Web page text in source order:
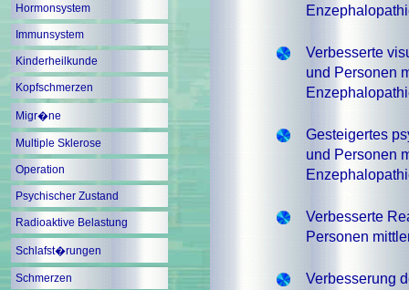
Hormonsystem
Immunsystem
Kinderheilkunde
Kopfschmerzen
Migr�ne
Multiple Sklerose
Operation
Psychischer Zustand
Radioaktive Belastung
Schlafst�rungen
Schmerzen
Verbesserte
und Personen
Gesteigertes
und Personen
Verbesserte
Personen
Verbesserung